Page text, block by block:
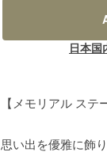
日本国
【メモリアル ステ
思い出を優雅に飾